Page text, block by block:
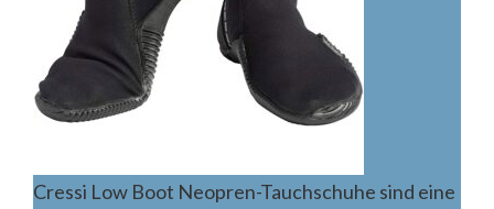
Cressi Low Boot Neopren-Tauchschuhe sind eine